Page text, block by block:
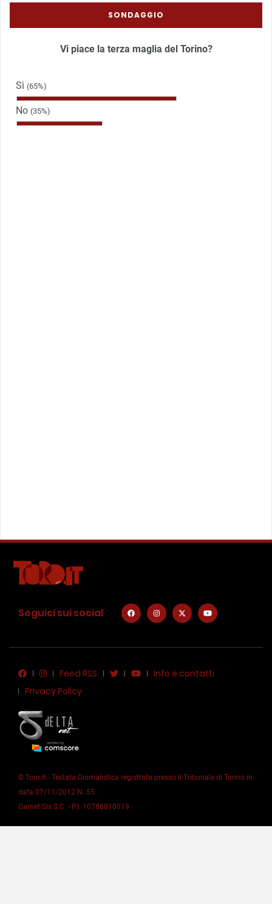
SONDAGGIO
Vi piace la terza maglia del Torino?
Sì (65%)
No (35%)
Seguici sui social
Feed RSS
Info e contatti
Privacy Policy
© Toro.it - Testata Giornalistica registrata presso il Tribunale di Torino in
data 07/11/2012 N. 55
Garnet Six S.C. - P.I. 10786810019